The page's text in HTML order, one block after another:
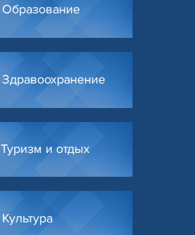
Образование
Здравоохранение
Туризм и отдых
Культура